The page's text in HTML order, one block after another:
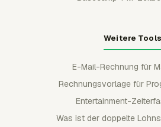
Weitere Tools
E-Mail-Rechnung für
Rechnungsvorlage für
Entertainment-
Was ist der doppelte